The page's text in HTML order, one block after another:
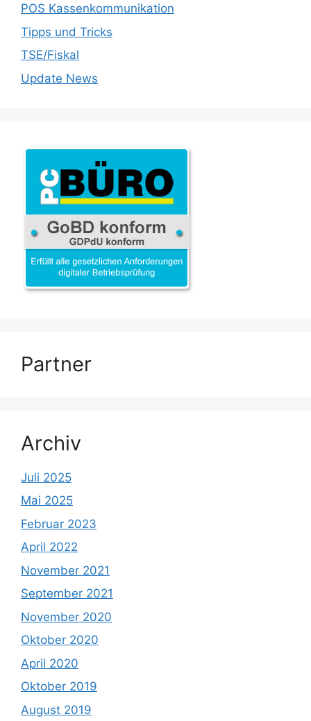
POS Kassenkommunikation
Tipps und Tricks
TSE/Fiskal
Update News
Partner
Archiv
Juli 2025
Mai 2025
Februar 2023
April 2022
November 2021
September 2021
November 2020
Oktober 2020
April 2020
Oktober 2019
August 2019